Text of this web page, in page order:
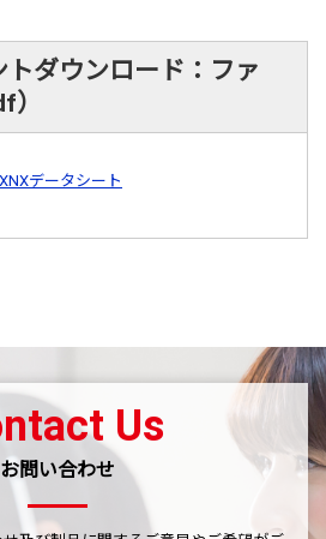
トダウンロード：ファ
データシート
Us
お問い合わせ